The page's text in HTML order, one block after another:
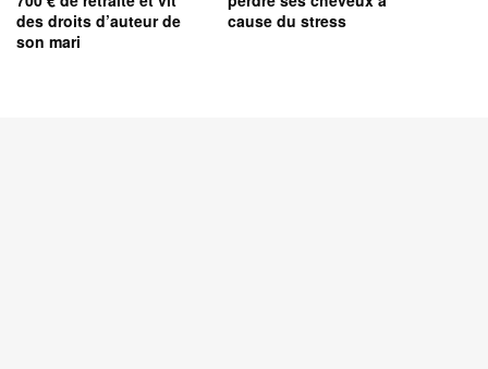
des droits d’auteur de
son mari
cause du stress